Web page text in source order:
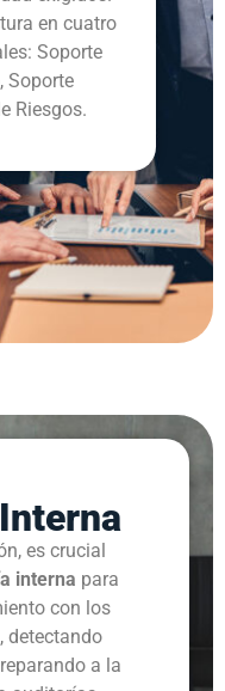
en cuatro
Soporte
Soporte
Riesgos.
es crucial
interna para
con los
detectando
a la